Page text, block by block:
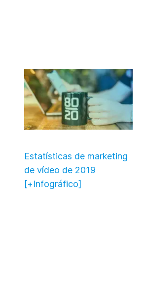
Estatísticas de marketing
de vídeo de 2019
[+Infográfico]